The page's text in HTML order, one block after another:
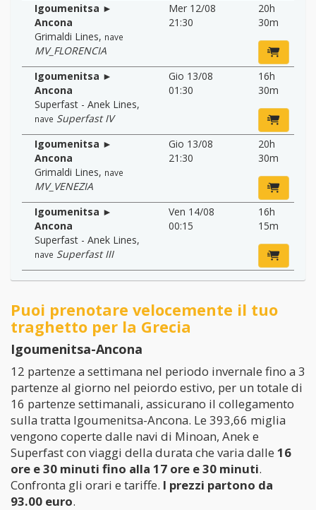
Igoumenitsa ►
Ancona
Grimaldi Lines, nave
MV_FLORENCIA
Mer 12/08
21:30
20h
30m
Igoumenitsa ►
Ancona
Superfast - Anek Lines,
nave Superfast IV
Gio 13/08
01:30
16h
30m
Igoumenitsa ►
Ancona
Grimaldi Lines, nave
MV_VENEZIA
Gio 13/08
21:30
20h
30m
Igoumenitsa ►
Ancona
Superfast - Anek Lines,
nave Superfast III
Ven 14/08
00:15
16h
15m
Puoi prenotare velocemente il tuo
traghetto per la Grecia
Igoumenitsa-Ancona
12 partenze a settimana nel periodo invernale fino a 3
partenze al giorno nel peiordo estivo, per un totale di
16 partenze settimanali, assicurano il collegamento
sulla tratta Igoumenitsa-Ancona. Le 393,66 miglia
vengono coperte dalle navi di Minoan, Anek e
Superfast con viaggi della durata che varia dalle 16
ore e 30 minuti fino alla 17 ore e 30 minuti.
Confronta gli orari e tariffe. I prezzi partono da
93.00 euro.